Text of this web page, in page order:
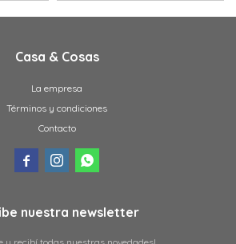
Casa & Cosas
La empresa
Términos y condiciones
Contacto
  
nuestra newsletter